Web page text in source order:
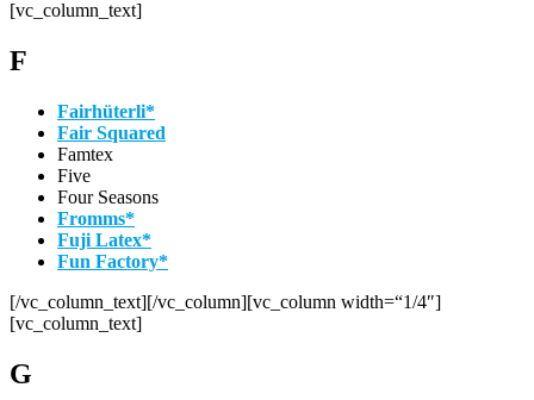
[vc_column_text]
F
Fairhüterli*
Fair Squared
Famtex
Five
Four Seasons
Fromms*
Fuji Latex*
Fun Factory*
[/vc_column_text][/vc_column][vc_column width=“1/4″]
[vc_column_text]
G